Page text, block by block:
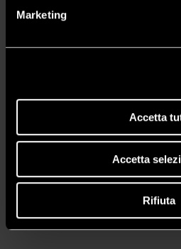
Marketing
Accetta
Accetta
Rifiuta